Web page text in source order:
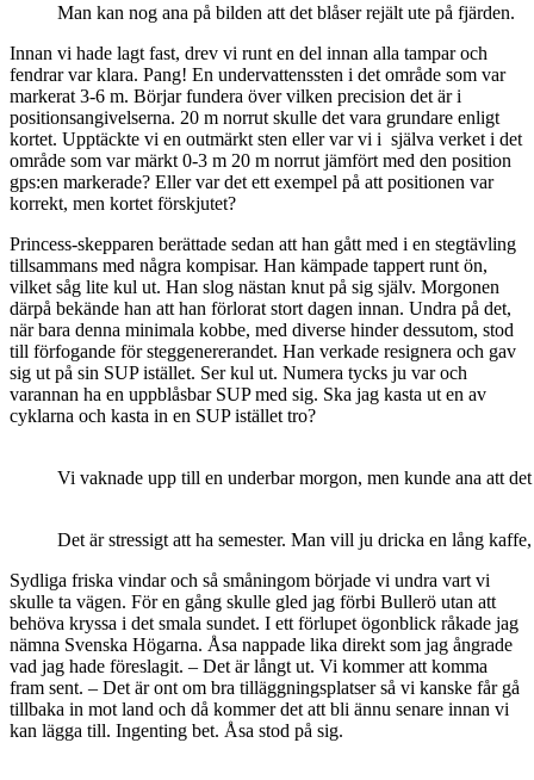
Man kan nog ana på bilden att det blåser rejält ute på fjärden.
Innan vi hade lagt fast, drev vi runt en del innan alla tampar och
fendrar var klara. Pang! En undervattenssten i det område som var
markerat 3-6 m. Börjar fundera över vilken precision det är i
positionsangivelserna. 20 m norrut skulle det vara grundare enligt
kortet. Upptäckte vi en outmärkt sten eller var vi i själva verket i det
område som var märkt 0-3 m 20 m norrut jämfört med den position
gps:en markerade? Eller var det ett exempel på att positionen var
korrekt, men kortet förskjutet?
Princess-skepparen berättade sedan att han gått med i en stegtävling
tillsammans med några kompisar. Han kämpade tappert runt ön,
vilket såg lite kul ut. Han slog nästan knut på sig själv. Morgonen
därpå bekände han att han förlorat stort dagen innan. Undra på det,
när bara denna minimala kobbe, med diverse hinder dessutom, stod
till förfogande för steggenererandet. Han verkade resignera och gav
sig ut på sin SUP istället. Ser kul ut. Numera tycks ju var och
varannan ha en uppblåsbar SUP med sig. Ska jag kasta ut en av
cyklarna och kasta in en SUP istället tro?
Vi vaknade upp till en underbar morgon, men kunde ana att
Det är stressigt att ha semester. Man vill ju dricka en lång
Sydliga friska vindar och så småningom började vi undra vart vi
skulle ta vägen. För en gång skulle gled jag förbi Bullerö utan att
behöva kryssa i det smala sundet. I ett förlupet ögonblick råkade jag
nämna Svenska Högarna. Åsa nappade lika direkt som jag ångrade
vad jag hade föreslagit. – Det är långt ut. Vi kommer att komma
fram sent. – Det är ont om bra tilläggningsplatser så vi kanske får gå
tillbaka in mot land och då kommer det att bli ännu senare innan vi
kan lägga till. Ingenting bet. Åsa stod på sig.